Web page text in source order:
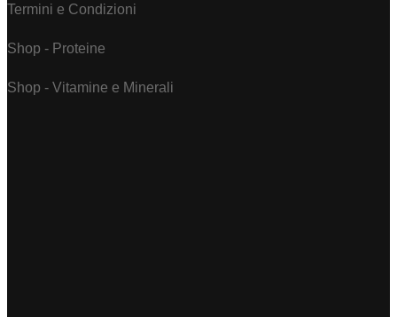
Termini e Condizioni
Shop - Proteine
Shop - Vitamine e Minerali